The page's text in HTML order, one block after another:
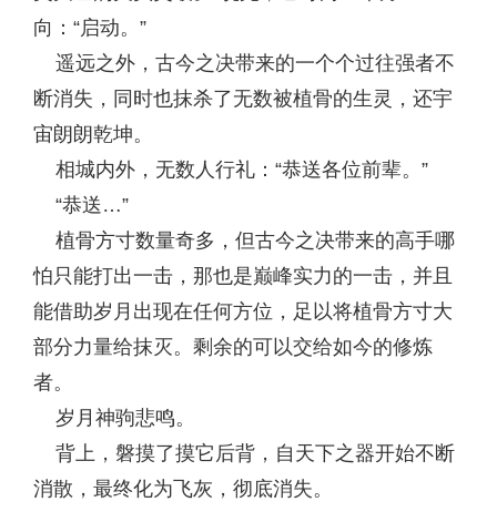
向：“启动。”
遥远之外，古今之决带来的一个个过往强者不
断消失，同时也抹杀了无数被植骨的生灵，还宇
宙朗朗乾坤。
相城内外，无数人行礼：“恭送各位前辈。”
“恭送…”
植骨方寸数量奇多，但古今之决带来的高手哪
怕只能打出一击，那也是巅峰实力的一击，并且
能借助岁月出现在任何方位，足以将植骨方寸大
部分力量给抹灭。剩余的可以交给如今的修炼
者。
岁月神驹悲鸣。
背上，磐摸了摸它后背，自天下之器开始不断
消散，最终化为飞灰，彻底消失。